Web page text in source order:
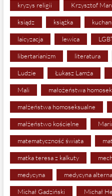
kryzys religii Krzysztof
ksiądz książka
laicyzacja lewica
libertarianizm literatura
Ludzie Łukasz Lamża
Mali małożeństwa
małżeństwa homoseksualne
małżeństwo kościelne
matematyczność świata
matka teresa z kalkuty
medycyna medycyna
Michał Gadziński Michał